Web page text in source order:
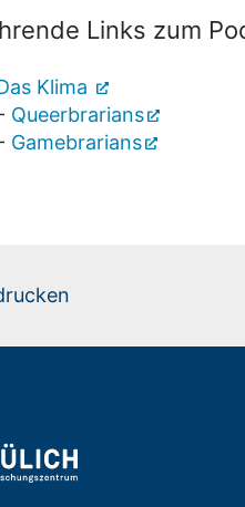
Links zum
Klima
Queerbrarians
Gamebrarians